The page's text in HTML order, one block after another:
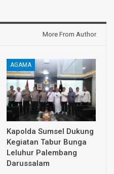
More From Author
AGAMA
Kapolda Sumsel Dukung
Kegiatan Tabur Bunga
Leluhur Palembang
Darussalam